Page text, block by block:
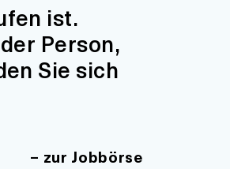
ist.
Person,
Sie sich
zur Jobbörse